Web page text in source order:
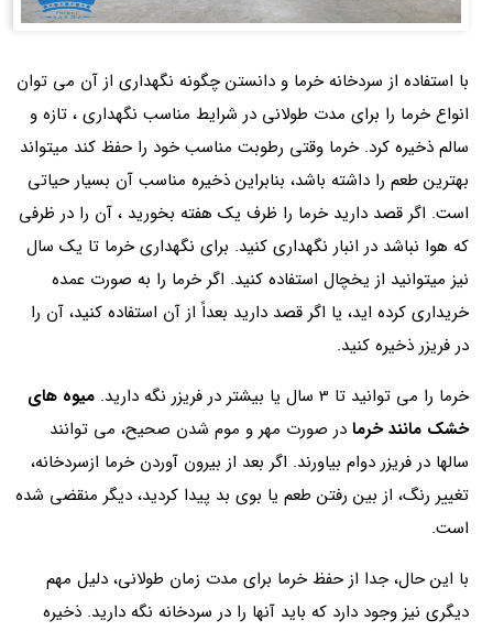
با استفاده از سردخانه خرما و دانستن چگونه نگهداری از آن می توان
انواع خرما را برای مدت طولانی در شرایط مناسب نگهداری ، تازه و
سالم ذخیره کرد. خرما وقتی رطوبت مناسب خود را حفظ کند میتواند
بهترین طعم را داشته باشد، بنابراین ذخیره مناسب آن بسیار حیاتی
است. اگر قصد دارید خرما را ظرف یک هفته بخورید ، آن را در ظرفی
که هوا نباشد در انبار نگهداری کنید. برای نگهداری خرما تا یک سال
نیز میتوانید از یخچال استفاده كنید. اگر خرما را به صورت عمده
خریداری کرده اید، یا اگر قصد دارید بعداً از آن استفاده کنید، آن را
در فریزر ذخیره کنید.
خرما را می توانید تا 3 سال یا بیشتر در فریزر نگه دارید.
میوه های
خشک مانند خرما در صورت مهر و موم شدن صحیح، می توانند
سالها در فریزر دوام بیاورند. اگر بعد از بیرون آوردن خرما ازسردخانه،
تغییر رنگ، از بین رفتن طعم یا بوی بد پیدا کردید، دیگر منقضی شده
است.
با این حال، جدا از حفظ خرما برای مدت زمان طولانی، دلیل مهم
دیگری نیز وجود دارد که باید آنها را در سردخانه نگه دارید. ذخیره